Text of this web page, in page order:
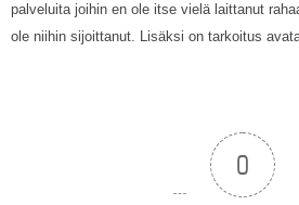
palveluita joihin en ole itse vielä laittanut
ole niihin sijoittanut. Lisäksi on tarkoitus
0